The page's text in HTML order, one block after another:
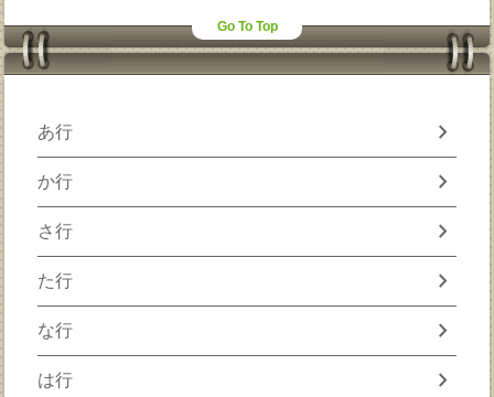
Go To Top
あ行 chevron_right
か行 chevron_right
さ行 chevron_right
た行 chevron_right
な行 chevron_right
は行 chevron_right